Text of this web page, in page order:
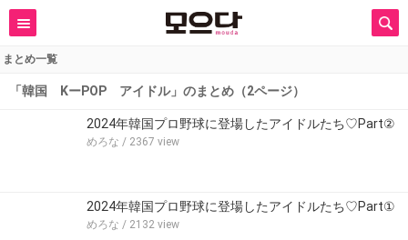
まとめ一覧
「韓国 KーPOP アイドル」のまとめ（2ページ）
2024年韓国プロ野球に登場したアイドルたち♡Part②
めろな / 2367 view
2024年韓国プロ野球に登場したアイドルたち♡Part①
めろな / 2132 view